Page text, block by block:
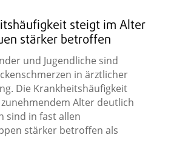
steigt im Alter
stärker betroffen
und Jugendliche sind
in ärztlicher
Die Krankheitshäufigkeit
Alter deutlich
sind in fast allen
stärker betroffen als